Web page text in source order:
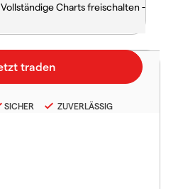
Vollständige Charts freischalten -
SICHER ZUVERLÄSSIG